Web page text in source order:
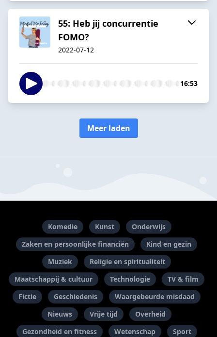
55: Heb jij concurrentie
FOMO?
2022-07-12
16:53
Meer laden
Komedie Kunst
Onderwijs
Zaken en persoonlijke financiën
Kind en gezin
Muziek
Religie en spiritualiteit
Maatschappij & cultuur
Technologie
TV & film
Fictie
Geschiedenis
Waargebeurde misdaad
Nieuws
Vrije tijd
Overheid
Gezondheid en fitness
Wetenschap Sport